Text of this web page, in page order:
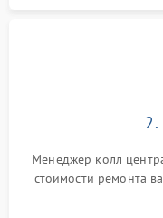
2.
Менеджер колл
стоимости ремонта